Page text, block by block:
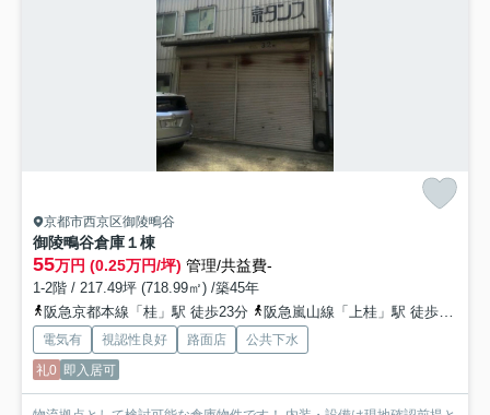
京都市西京区御陵鴫谷
御陵鴫谷倉庫１棟
55万円 (0.25万円/坪) 管理/共益費-
1-2階 / 217.49坪 (718.99㎡) /築45年
阪急京都本線「桂」駅 徒歩23分
阪急嵐山線「上桂」駅 徒歩25分
電気有 視認性良好 路面店
公共下水
礼0 即入居可